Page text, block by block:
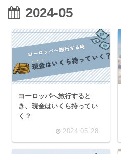
2024-05
ヨーロッパへ旅行すると
き、現金はいくら持ってい
く？
2024.05.28